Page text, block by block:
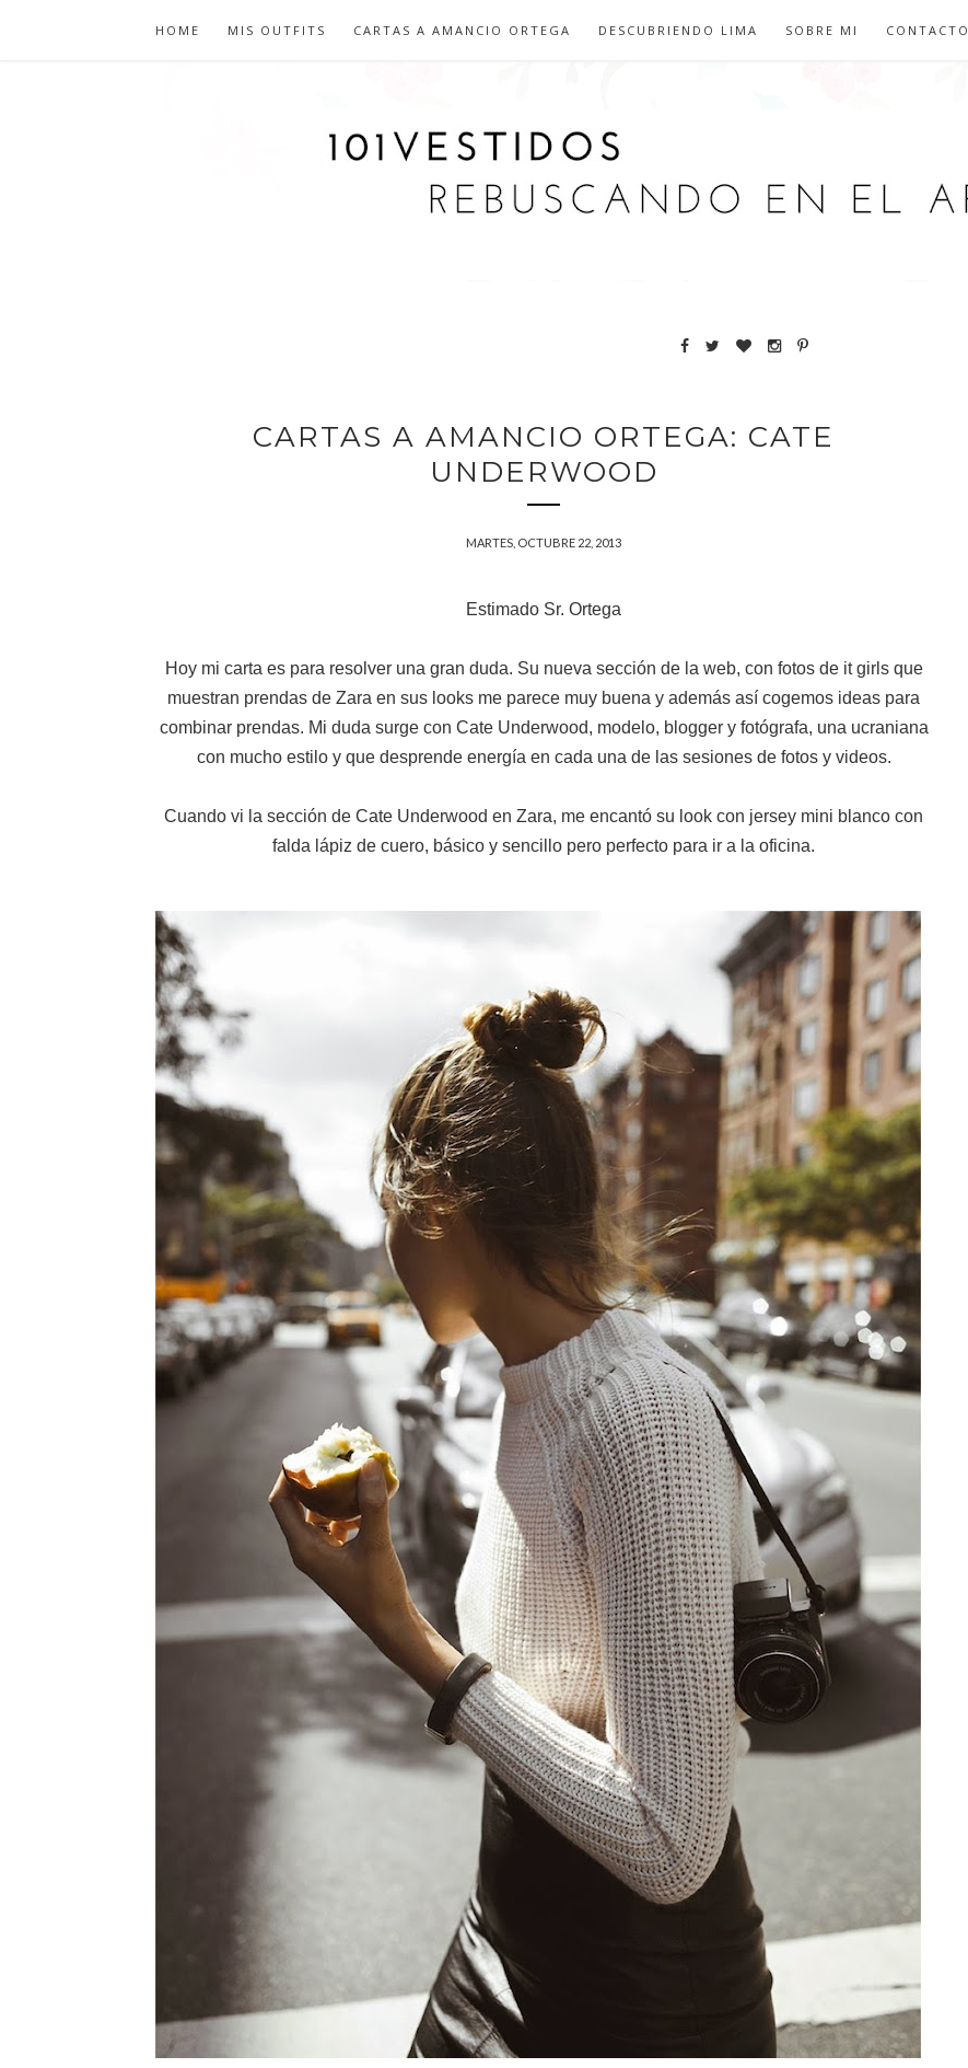
HOME MIS OUTFITS CARTAS A AMANCIO ORTEGA DESCUBRIENDO LIMA SOBRE MI CONTACTO
CARTAS A AMANCIO ORTEGA: CATE
UNDERWOOD
MARTES, OCTUBRE 22, 2013
Estimado Sr. Ortega
Hoy mi carta es para resolver una gran duda. Su nueva sección de la web, con fotos de it girls que
muestran prendas de Zara en sus looks me parece muy buena y además así cogemos ideas para
combinar prendas. Mi duda surge con Cate Underwood, modelo, blogger y fotógrafa, una ucraniana
con mucho estilo y que desprende energía en cada una de las sesiones de fotos y videos.
Cuando vi la sección de Cate Underwood en Zara, me encantó su look con jersey mini blanco con
falda lápiz de cuero, básico y sencillo pero perfecto para ir a la oficina.